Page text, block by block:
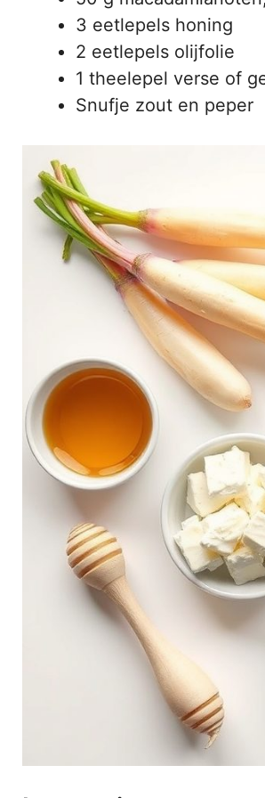
3 eetlepels honing
2 eetlepels olijfolie
1 theelepel verse of
Snufje zout en peper